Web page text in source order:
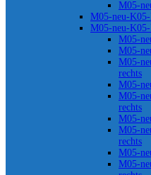
M05-
M05-neu-
M05-neu-
M05-
M05-
M05-
rechts
M05-
M05-
rechts
M05-
M05-
rechts
M05-
M05-